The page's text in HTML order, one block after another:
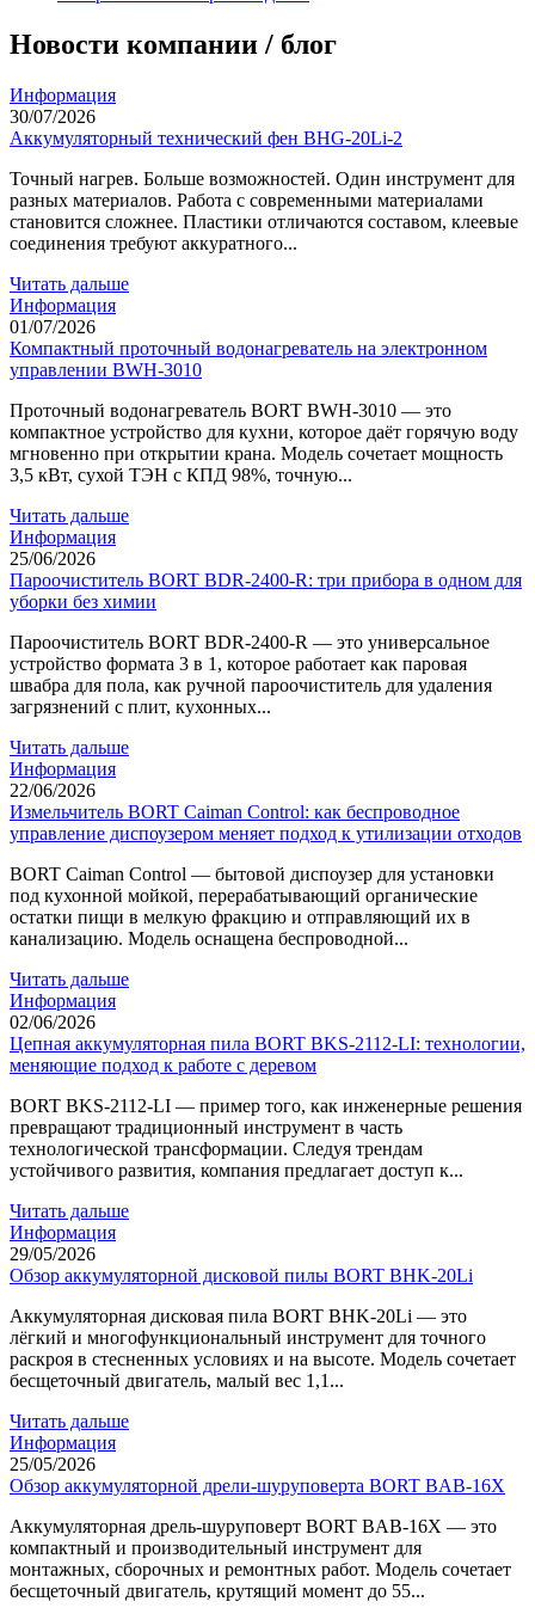
Новости компании / блог
Информация
30/07/2026
Аккумуляторный технический фен BHG-20Li-2
Точный нагрев. Больше возможностей. Один инструмент для
разных материалов. Работа с современными материалами
становится сложнее. Пластики отличаются составом, клеевые
соединения требуют аккуратного...
Читать дальше
Информация
01/07/2026
Компактный проточный водонагреватель на электронном
управлении BWH-3010
Проточный водонагреватель BORT BWH-3010 — это
компактное устройство для кухни, которое даёт горячую воду
мгновенно при открытии крана. Модель сочетает мощность
3,5 кВт, сухой ТЭН с КПД 98%, точную...
Читать дальше
Информация
25/06/2026
Пароочиститель BORT BDR-2400-R: три прибора в одном для
уборки без химии
Пароочиститель BORT BDR-2400-R — это универсальное
устройство формата 3 в 1, которое работает как паровая
швабра для пола, как ручной пароочиститель для удаления
загрязнений с плит, кухонных...
Читать дальше
Информация
22/06/2026
Измельчитель BORT Caiman Control: как беспроводное
управление диспоузером меняет подход к утилизации отходов
BORT Caiman Control — бытовой диспоузер для установки
под кухонной мойкой, перерабатывающий органические
остатки пищи в мелкую фракцию и отправляющий их в
канализацию. Модель оснащена беспроводной...
Читать дальше
Информация
02/06/2026
Цепная аккумуляторная пила BORT BKS-2112-LI: технологии,
меняющие подход к работе с деревом
BORT BKS-2112-LI — пример того, как инженерные решения
превращают традиционный инструмент в часть
технологической трансформации. Следуя трендам
устойчивого развития, компания предлагает доступ к...
Читать дальше
Информация
29/05/2026
Обзор аккумуляторной дисковой пилы BORT BHK-20Li
Аккумуляторная дисковая пила BORT BHK-20Li — это
лёгкий и многофункциональный инструмент для точного
раскроя в стесненных условиях и на высоте. Модель сочетает
бесщеточный двигатель, малый вес 1,1...
Читать дальше
Информация
25/05/2026
Обзор аккумуляторной дрели-шуруповерта BORT BAB-16X
Аккумуляторная дрель-шуруповерт BORT BAB-16X — это
компактный и производительный инструмент для
монтажных, сборочных и ремонтных работ. Модель сочетает
бесщеточный двигатель, крутящий момент до 55...